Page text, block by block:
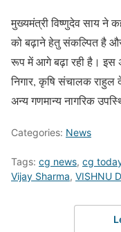
मुख्यमंत्री विष्णुदेव साय ने
को बढ़ाने हेतु संकल्पित है और
रूप में आगे बढ़ा रही है। इस
निगार, कृषि संचालक राहुल
अन्य गणमान्य नागरिक
Categories: News
Tags: cg news, cg
Vijay Sharma, VISHNU